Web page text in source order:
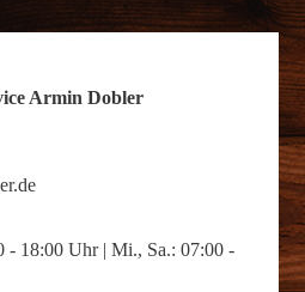
Armin Dobler
- 18:00 Uhr | Mi., Sa.: 07:00 -